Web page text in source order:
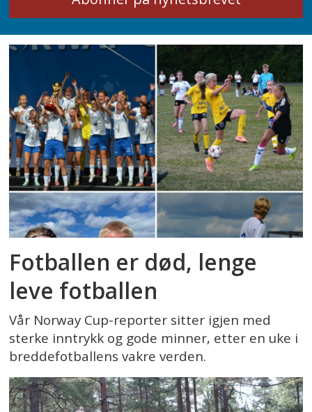
Fotballen er død, lenge
leve fotballen
Vår Norway Cup-reporter sitter igjen med
sterke inntrykk og gode minner, etter en uke i
breddefotballens vakre verden.